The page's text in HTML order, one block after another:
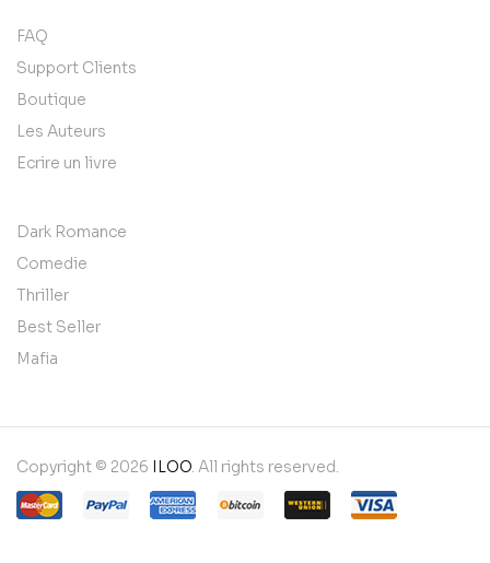
FAQ
Support Clients
Boutique
Les Auteurs
Ecrire un livre
Dark Romance
Comedie
Thriller
Best Seller
Mafia
Copyright © 2026 ILOO. All rights reserved.